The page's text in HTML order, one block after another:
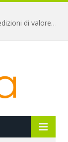
Libri antichi e collezionismo: come scovare edizioni di valore a pochi euro